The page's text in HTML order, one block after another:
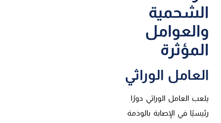
الشحمية
والعوامل
المؤثرة
العامل الوراثي
يلعب العامل الوراثي دورًا
رئيسيًا في الإصابة بالوذمة